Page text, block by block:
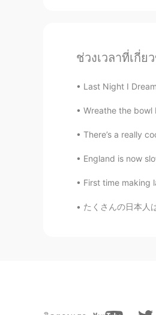
JP EN
ーチ⇨浜
近くへ（
Kaylee
最近日本
How
ช่วงเวลาที่เกี่ย
Last Night I
Wreathe the bowl
There’s a really
England is now
First time making
たくさんの日本人は外国の